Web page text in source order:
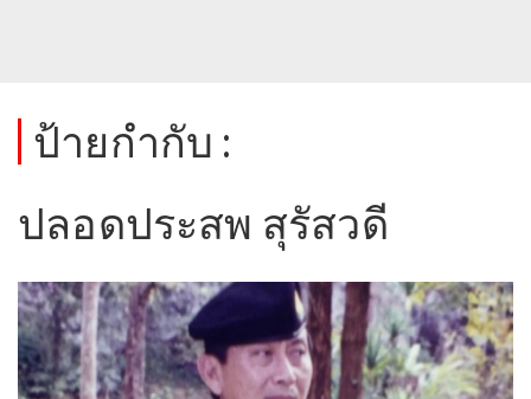
ป้ายกำกับ :
ปลอดประสพ สุรัสวดี